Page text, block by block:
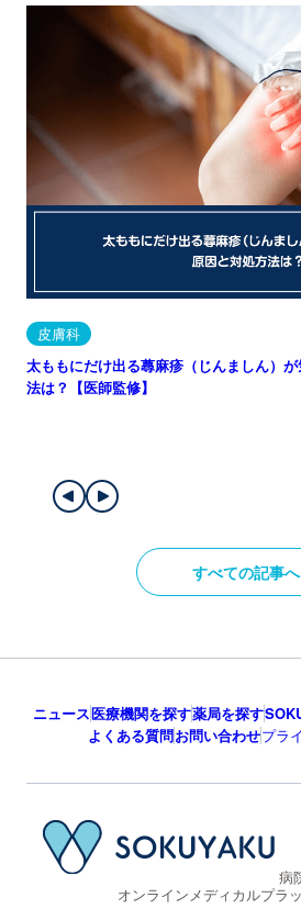
皮膚科
太ももにだけ出る蕁麻疹（じんましん）
法は？【医師監修】
すべての記事へ
ニュース医療機関を探す薬局を探す
よくある質問お問い合わせプラ
病
オンラインメディカルプラ